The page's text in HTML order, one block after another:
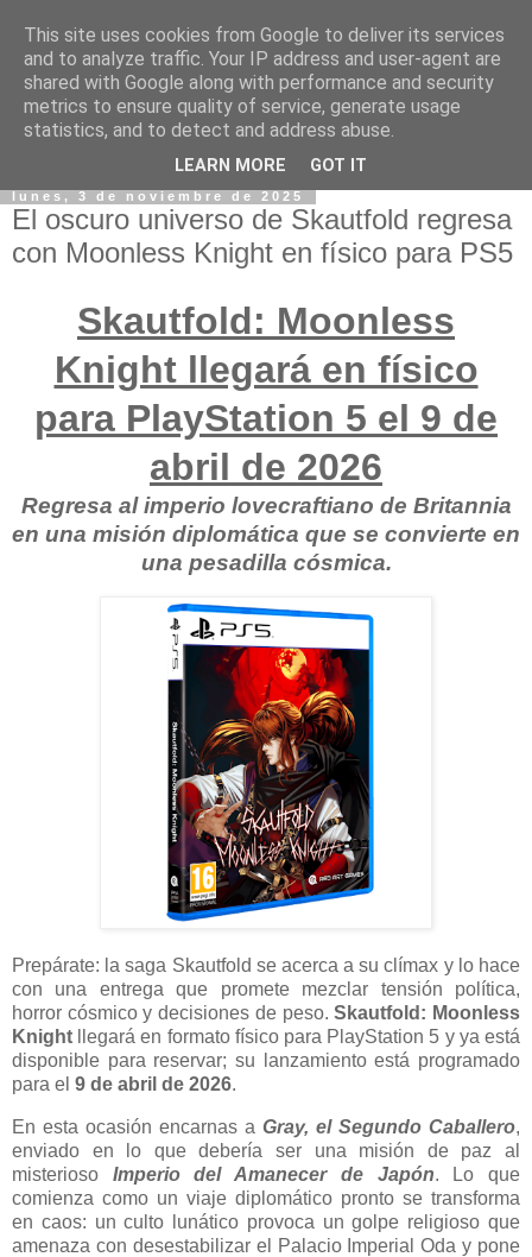
lunes, 3 de noviembre de 2025
El oscuro universo de Skautfold regresa
con Moonless Knight en físico para PS5
Skautfold: Moonless
Knight llegará en físico
para PlayStation 5 el 9 de
abril de 2026
Regresa al imperio lovecraftiano de Britannia
en una misión diplomática que se convierte en
una pesadilla cósmica.
Prepárate: la saga Skautfold se acerca a su clímax y lo hace
con una entrega que promete mezclar tensión política,
horror cósmico y decisiones de peso.Skautfold: Moonless
Knight llegará en formato físico para PlayStation 5 y ya está
disponible para reservar; su lanzamiento está programado
para el 9 de abril de 2026.
En esta ocasión encarnas a Gray, el Segundo Caballero,
enviado en lo que debería ser una misión de paz al
misterioso Imperio del Amanecer de Japón. Lo que
comienza como un viaje diplomático pronto se transforma
en caos: un culto lunático provoca un golpe religioso que
amenaza con desestabilizar el Palacio Imperial Oda y pone
This site uses cookies from Google to deliver its services
and to analyze traffic. Your IP address and user-agent are
shared with Google along with performance and security
metrics to ensure quality of service, generate usage
statistics, and to detect and address abuse.
LEARN MORE GOT IT